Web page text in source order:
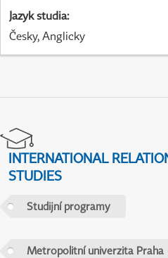
Jazyk studia:
Česky, Anglicky
INTERNATIONAL
STUDIES
Studijní programy
Metropolitní univerzita Praha